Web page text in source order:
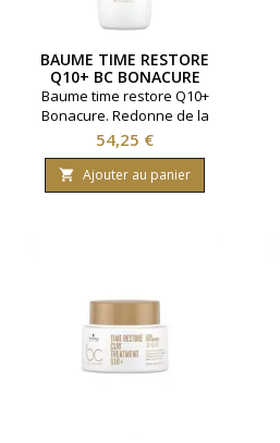
BAUME TIME RESTORE
Q10+ BC BONACURE
1000ML
Baume time restore Q10+
Bonacure. Redonne de la
jeunesse aux cheveux.
Renforce et protège.
Marque Schwarzkopf.
Contenance 1000 ml.
Prix
54,25 €
 Ajouter au panier